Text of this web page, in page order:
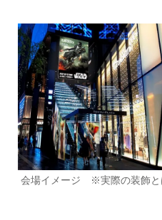
会場イメージ ※実際の装飾と